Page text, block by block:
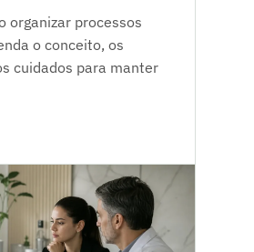
organizar processos
o conceito, os
cuidados para manter